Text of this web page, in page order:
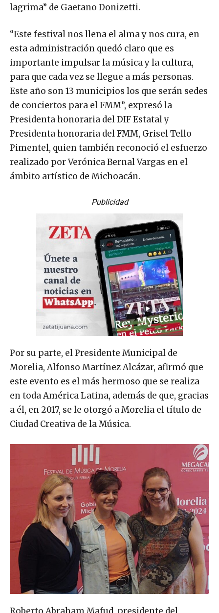
lagrima” de Gaetano Donizetti.
“Este festival nos llena el alma y nos cura, en
esta administración quedó claro que es
importante impulsar la música y la cultura,
para que cada vez se llegue a más personas.
Este año son 13 municipios los que serán sedes
de conciertos para el FMM”, expresó la
Presidenta honoraria del DIF Estatal y
Presidenta honoraria del FMM, Grisel Tello
Pimentel, quien también reconoció el esfuerzo
realizado por Verónica Bernal Vargas en el
ámbito artístico de Michoacán.
Publicidad
Por su parte, el Presidente Municipal de
Morelia, Alfonso Martínez Alcázar, afirmó que
este evento es el más hermoso que se realiza
en toda América Latina, además de que, gracias
a él, en 2017, se le otorgó a Morelia el título de
Ciudad Creativa de la Música.